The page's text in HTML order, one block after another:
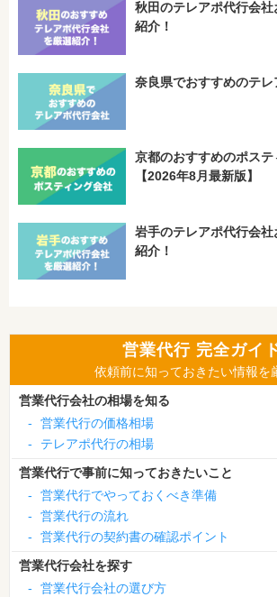
秋田のテレアポ代行会
紹介！
奈良県でおすすめのテ
京都のおすすめのポステ
【2026年8月最新版】
岩手のテレアポ代行会
紹介！
営業代行 完全ガイ
依頼前に知っておきたい情報を
営業代行会社の相場を知る
-
営業代行の価格相場
-
テレアポ代行の相場
営業代行で事前に知っておきたいこと
-
営業代行でやっておくべき準備
-
営業代行の流れ
-
営業代行の契約書の確認ポイント
営業代行会社を探す
-
営業代行会社の選び方